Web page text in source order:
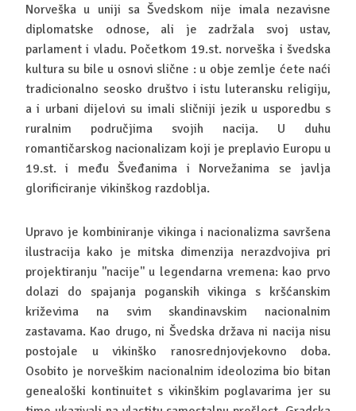
Norveška u uniji sa Švedskom nije imala nezavisne
diplomatske odnose, ali je zadržala svoj ustav,
parlament i vladu. Početkom 19.st. norveška i švedska
kultura su bile u osnovi slične : u obje zemlje ćete naći
tradicionalno seosko društvo i istu luteransku religiju,
a i urbani dijelovi su imali sličniji jezik u usporedbu s
ruralnim područjima svojih nacija. U duhu
romantičarskog nacionalizam koji je preplavio Europu u
19.st. i među Šveđanima i Norvežanima se javlja
glorificiranje vikinškog razdoblja.
Upravo je kombiniranje vikinga i nacionalizma savršena
ilustracija kako je mitska dimenzija nerazdvojiva pri
projektiranju ''nacije'' u legendarna vremena: kao prvo
dolazi do spajanja poganskih vikinga s kršćanskim
križevima na svim skandinavskim nacionalnim
zastavama. Kao drugo, ni Švedska država ni nacija nisu
postojale u vikinško ranosrednjovjekovno doba.
Osobito je norveškim nacionalnim ideolozima bio bitan
genealoški kontinuitet s vikinškim poglavarima jer su